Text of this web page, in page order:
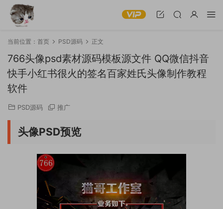
当前位置： 首页 PSD源码 正文
766头像psd素材源码模板源文件 QQ微信抖音
快手小红书很火的签名百家姓氏头像制作教程
软件
PSD源码 推广
头像PSD预览